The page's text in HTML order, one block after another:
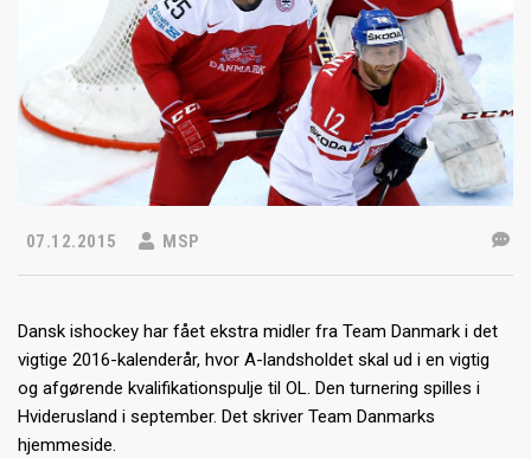
07.12.2015 MSP
Dansk ishockey har fået ekstra midler fra Team Danmark i det
vigtige 2016-kalenderår, hvor A-landsholdet skal ud i en vigtig
og afgørende kvalifikationspulje til OL. Den turnering spilles i
Hviderusland i september. Det skriver Team Danmarks
hjemmeside.